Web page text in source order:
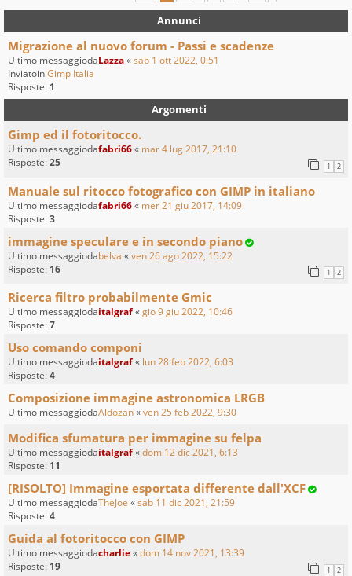
Annunci
Migrazione al nuovo forum - Passi e scadenze
Ultimo messaggiodaLazza«sab 1 ott 2022, 0:51
InviatoinGimp Italia
Risposte: 1
Argomenti
Gimp ed il fotoritocco.
Ultimo messaggiodafabri66« mar 4 lug 2017, 21:10
Risposte:25 1 2
Manuale sul ritocco fotografico con GIMP in italiano
Ultimo messaggiodafabri66« mer 21 giu 2017, 14:09
Risposte:3
immagine speculare e in secondo piano
Ultimo messaggiodabelva «ven 26 ago 2022, 15:22
Risposte: 16 1 2
Ricerca filtro probabilmente Gmic
Ultimo messaggiodaitalgraf«gio 9 giu 2022, 10:46
Risposte:7
Uso comando componi
Ultimo messaggiodaitalgraf« lun 28 feb 2022, 6:03
Risposte:4
Composizione immagine astronomica LRGB
Ultimo messaggiodaAldozan«ven 25 feb 2022, 9:30
Modifica sfumatura per immagine su felpa
Ultimo messaggiodaitalgraf«dom 12 dic 2021, 6:13
Risposte: 11
[RISOLTO] Immagine esportata differente dall'XCF
Ultimo messaggiodaTheJoe «sab 11 dic 2021, 21:59
Risposte:4
Guida al fotoritocco con GIMP
Ultimo messaggiodacharlie«dom 14 nov 2021, 13:39
Risposte: 19 1 2